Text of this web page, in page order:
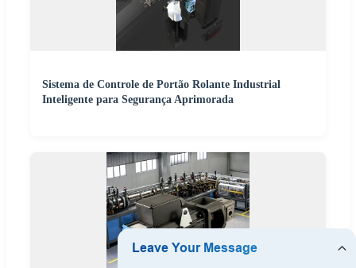
Sistema de Controle de Portão Rolante Industrial
Inteligente para Segurança Aprimorada